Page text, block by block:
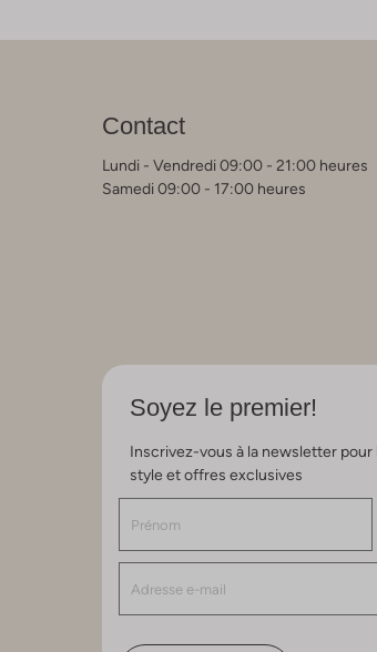
Contact
Lundi - Vendredi 09:00 - 21:00 heures
Samedi 09:00 - 17:00 heures
Soyez le premier!
Inscrivez-vous à la newsletter
style et offres exclusives